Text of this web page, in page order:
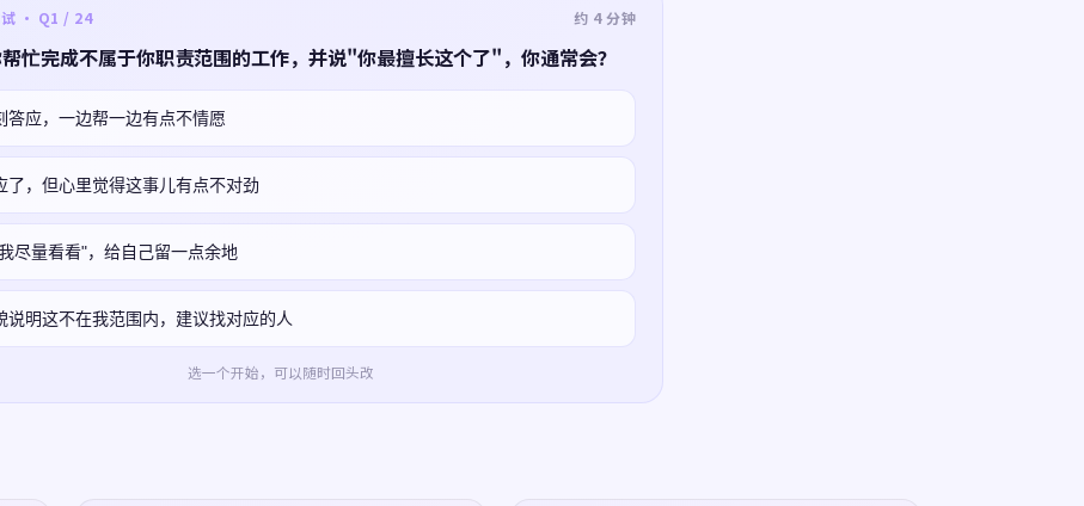
试 · Q1 / 24 约 4 分钟
忙完成不属于你职责范围的工作，并说"你最擅长这个了"，你通常会？
答应，一边帮一边有点不情愿
了，但心里觉得这事儿有点不对劲
尽量看看"，给自己留一点余地
说明这不在我范围内，建议找对应的人
选一个开始，可以随时回头改